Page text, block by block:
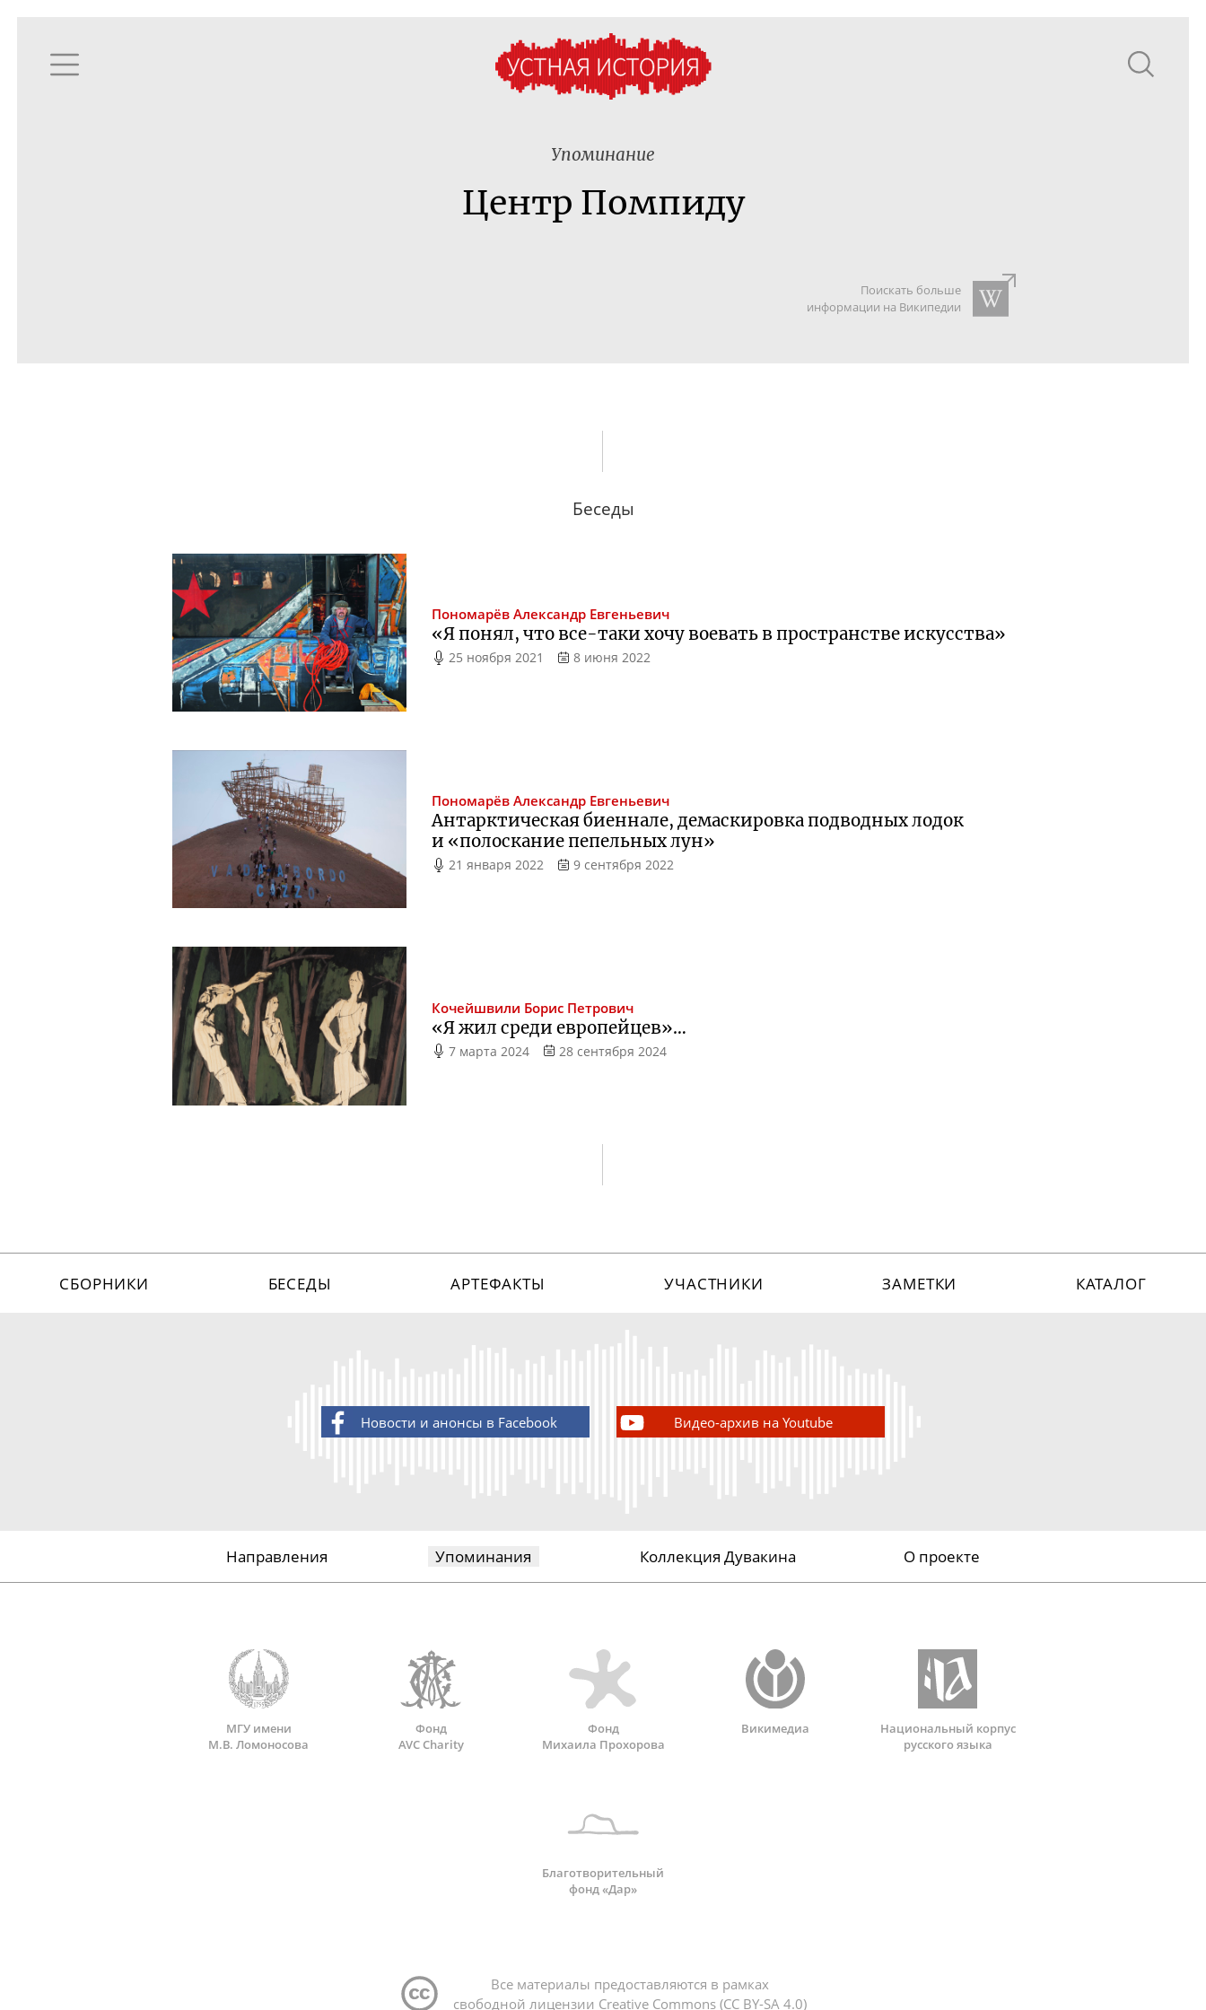
Упоминание
Центр Помпиду
Поискать больше
информации на Википедии
Беседы
Пономарёв Александр Евгеньевич
«Я понял, что все-таки хочу воевать в пространстве искусства»
25 ноября 2021 8 июня 2022
Пономарёв Александр Евгеньевич
Антарктическая биеннале, демаскировка подводных лодок
и «полоскание пепельных лун»
21 января 2022 9 сентября 2022
Кочейшвили Борис Петрович
«Я жил среди европейцев»…
7 марта 2024 28 сентября 2024
СБОРНИКИ БЕСЕДЫ АРТЕФАКТЫ УЧАСТНИКИ ЗАМЕТКИ КАТАЛОГ
Новости и анонсы в Facebook Видео-архив на Youtube
Направления Упоминания Коллекция Дувакина О проекте
МГУ имени
М.В. Ломоносова
Фонд
AVC Charity
Фонд
Михаила Прохорова
Викимедиа
Национальный корпус
русского языка
Благотворительный
фонд «Дар»
Все материалы предоставляются в рамках
свободной лицензии Creative Commons (CC BY-SA 4.0)